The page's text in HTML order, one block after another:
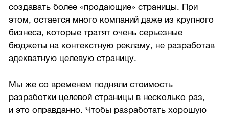
создавать более «продающие» страницы. При
этом, остается много компаний даже из крупного
бизнеса, которые тратят очень серьезные
бюджеты на контекстную рекламу, не разработав
адекватную целевую страницу.
Мы же со временем подняли стоимость
разработки целевой страницы в несколько раз,
и это оправданно. Чтобы разработать хорошую